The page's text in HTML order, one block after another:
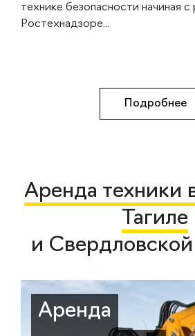
технике безопасности начиная с
Ростехнадзоре...
Подробнее
Аренда техники
Тагиле
и
Аренда